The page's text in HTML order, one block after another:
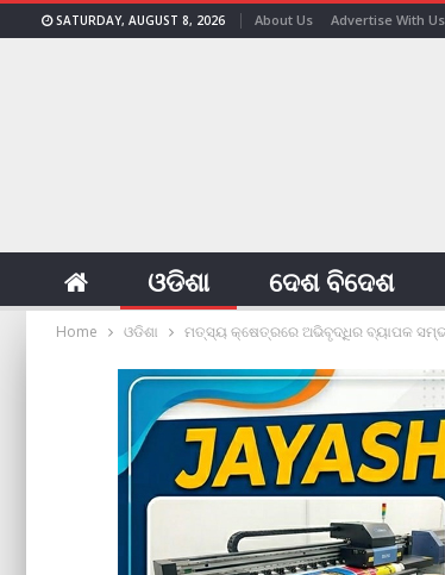
SATURDAY, AUGUST 8, 2026 About Us Advertise With Us
ଓଡିଶା ଦେଶ ବିଦେଶ
Home ଓଡିଶା ମତ୍ସ୍ୟ କ୍ଷେତ୍ରରେ ଅଭିବୃଦ୍ଧିର ବ୍ୟାପକ